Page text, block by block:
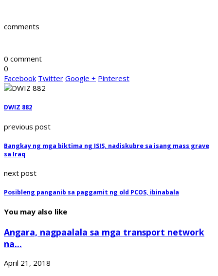
comments
0 comment
0
Facebook Twitter Google + Pinterest
DWIZ 882
previous post
Bangkay ng mga biktima ng ISIS, nadiskubre sa isang mass grave
sa Iraq
next post
Posibleng panganib sa paggamit ng old PCOS, ibinabala
You may also like
Angara, nagpaalala sa mga transport network
na...
April 21, 2018